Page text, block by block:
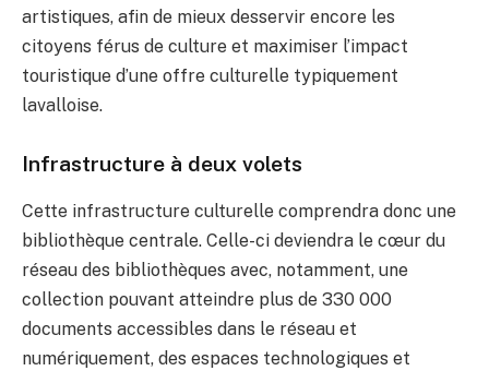
artistiques, afin de mieux desservir encore les
citoyens férus de culture et maximiser l’impact
touristique d’une offre culturelle typiquement
lavalloise.
Infrastructure à deux volets
Cette infrastructure culturelle comprendra donc une
bibliothèque centrale. Celle-ci deviendra le cœur du
réseau des bibliothèques avec, notamment, une
collection pouvant atteindre plus de 330 000
documents accessibles dans le réseau et
numériquement, des espaces technologiques et